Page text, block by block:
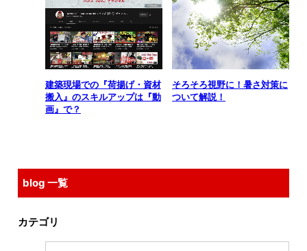
建築現場での『荷揚げ・資材
搬入』のスキルアップは『動
画』で？
そろそろ視野に！暑さ対策に
ついて解説！
blog 一覧
カテゴリ